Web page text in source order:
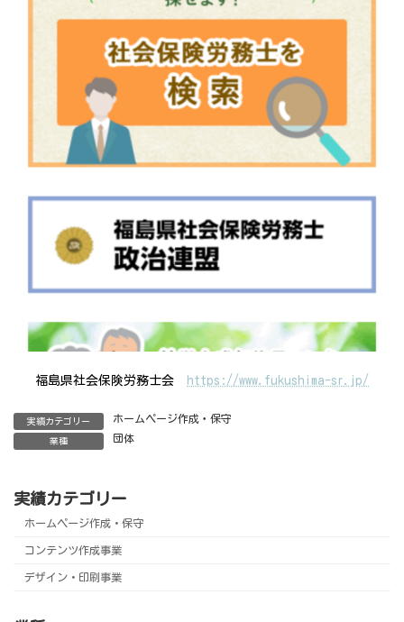
福島県社会保険労務士会 https://www.fukushima-sr.jp/
実績カテゴリー ホームページ作成・保守
業種 団体
実績カテゴリー
ホームページ作成・保守
コンテンツ作成事業
デザイン・印刷事業